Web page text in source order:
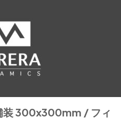
装 300x300mm / フィ